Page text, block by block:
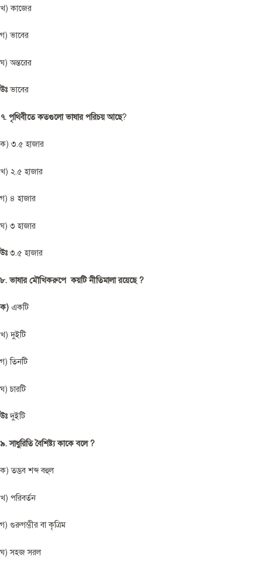
খ) কাজের
গ) ভাবের
ঘ) অন্তরের
উঃভাবের
৭. পৃথিবীতে কতগুলো ভাষার পরিচয় আছে?
ক) ৩.৫ হাজার
খ) ২.৫ হাজার
গ) ৪ হাজার
ঘ) ৩ হাজার
উঃ ৩.৫ হাজার
৮. ভাষার মৌখিকরুপে কয়টি নীতিমালা রয়েছে ?
ক) একটি
খ) দুইটি
গ) তিনটি
ঘ) চারটি
উঃদুইটি
৯. সাধুরিতি বৈশিষ্ট্য কাকে বলে ?
ক) তদ্ভব শব্দ বহুল
খ) পরিবর্তন
গ) গুরুগম্ভীর বা কৃত্রিম
ঘ) সহজ সরল